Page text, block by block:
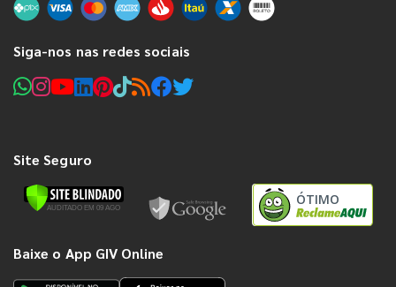
Siga-nos nas redes sociais
Site Seguro
ÓTIMO
Baixe o App GIV Online